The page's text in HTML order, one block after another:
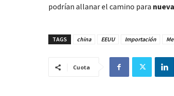
podrían allanar el camino para
TAGS china EEUU Importación
Cuota